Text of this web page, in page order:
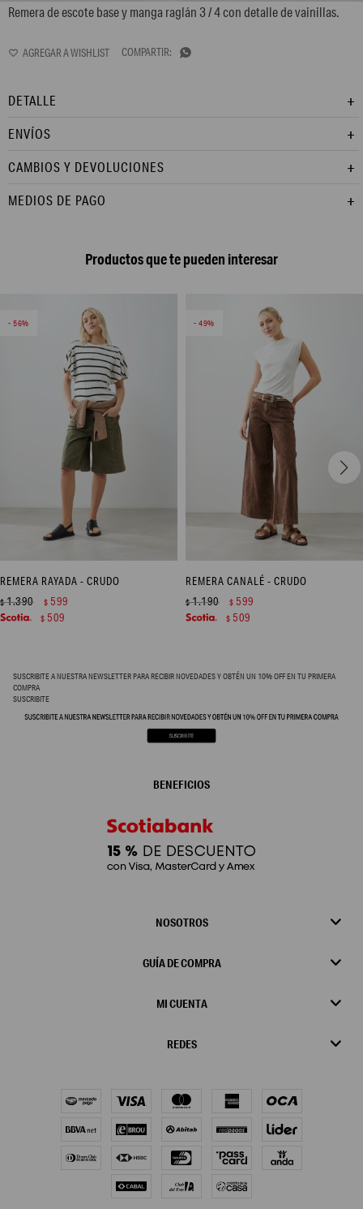
Remera de escote base y manga raglán 3 / 4 con detalle de vainillas.

DETALLE
ENVÍOS
CAMBIOS Y DEVOLUCIONES
MEDIOS DE PAGO
Productos que te pueden interesar
56
REMERA RAYADA - CRUDO
$1.390 $ 599
$ 509
49
REMERA CANALÉ - CRUDO
$1.190 $ 599
$ 509
SUSCRIBITE A NUESTRA NEWSLETTER PARA RECIBIR NOVEDADES Y OBTÉN UN 10% OFF EN TU PRIMERA
COMPRA
SUSCRIBITE
NOSOTROS
GUÍA DE COMPRA
MI CUENTA
REDES
BENEFICIOS